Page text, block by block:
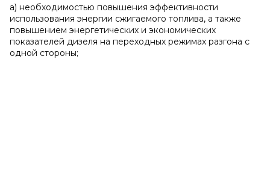
а) необходимостью повышения эффективности
использования энергии сжигаемого топлива, а также
повышением энергетических и экономических
показателей дизеля на переходных режимах разгона с
одной стороны;